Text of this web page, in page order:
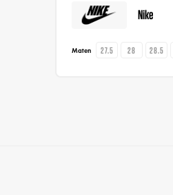
Nike
Maten 27.5 28 28.5